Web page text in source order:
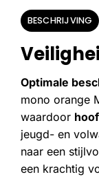
BESCHRIJVING
Optimale
mono orange
waardoor
jeugd- en
naar een
een krachtig